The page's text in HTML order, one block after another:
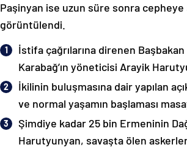
Paşinyan ise uzun süre sonra
görüntülendi.
İstifa çağrılarına direnen
Karabağ’ın yöneticisi Arayik
İkilinin buluşmasına dair yapılan
ve normal yaşamın başlaması
Şimdiye kadar 25 bin Ermeninin
Harutyunyan, savaşta ölen